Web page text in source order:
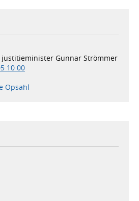
justitieminister Gunnar Strömmer
10 00
Opsahl
i ny flik, extern webbplats,
extern webbplats,
i ny flik, extern webbplats,
e-postklient,